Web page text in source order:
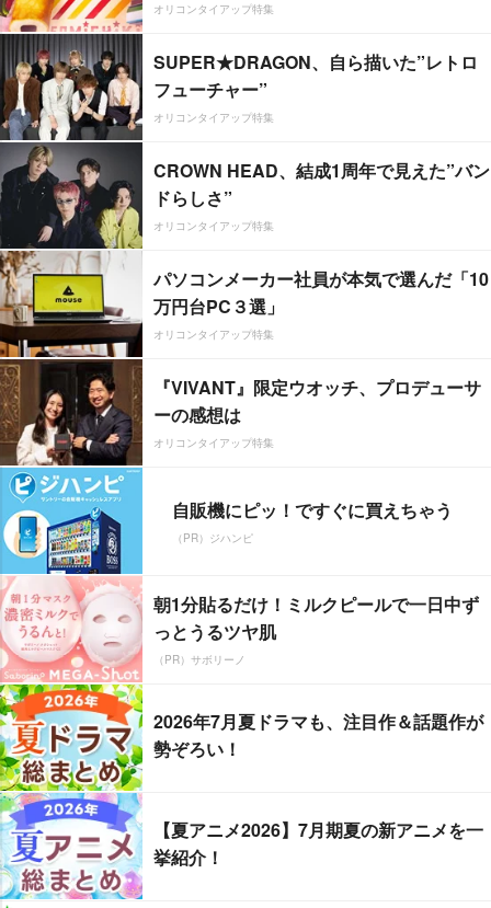
オリコンタイアップ特集
SUPER★DRAGON、自ら描いた”レトロ
フューチャー”
オリコンタイアップ特集
CROWN HEAD、結成1周年で見えた”バン
ドらしさ”
オリコンタイアップ特集
パソコンメーカー社員が本気で選んだ「10
万円台PC３選」
オリコンタイアップ特集
『VIVANT』限定ウオッチ、プロデューサ
ーの感想は
オリコンタイアップ特集
自販機にピッ！ですぐに買えちゃう
（PR）ジハンピ
朝1分貼るだけ！ミルクピールで一日中ず
っとうるツヤ肌
（PR）サボリーノ
2026年7月夏ドラマも、注目作＆話題作が
勢ぞろい！
【夏アニメ2026】7月期夏の新アニメを一
挙紹介！